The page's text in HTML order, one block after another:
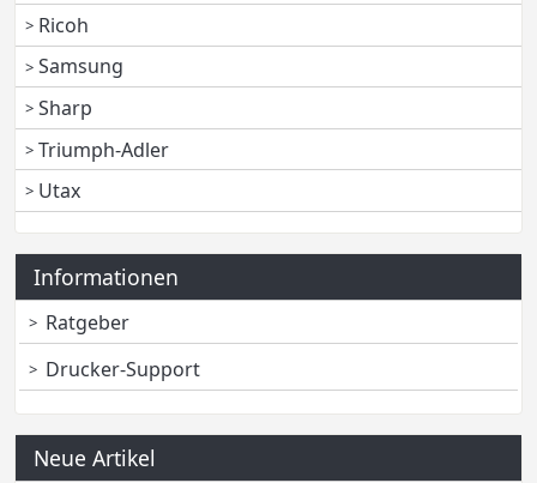
Ricoh
Samsung
Sharp
Triumph-Adler
Utax
Informationen
Ratgeber
Drucker-Support
Neue Artikel